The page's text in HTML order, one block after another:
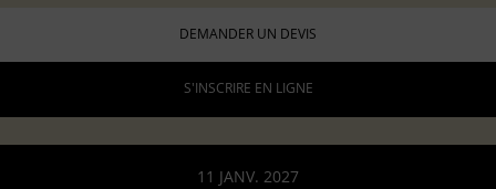
DEMANDER UN DEVIS
S'INSCRIRE EN LIGNE
11 JANV. 2027